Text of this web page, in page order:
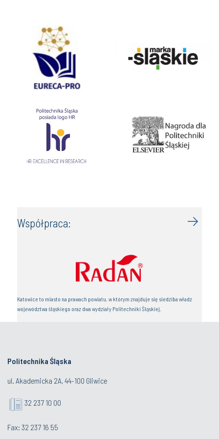
Współpraca:
Katowice to miasto na prawach powiatu, w którym znajduje się siedziba władz
województwa śląskiego oraz dwa wydziały Politechniki Śląskiej.
Politechnika Śląska
ul. Akademicka 2A, 44-100 Gliwice
32 237 10 00
Fax: 32 237 16 55